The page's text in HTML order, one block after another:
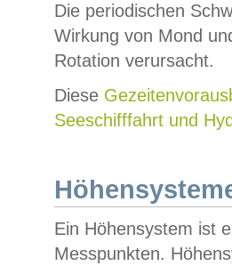
Die periodischen
Wirkung von Mond
Rotation verursacht.
Diese
Seeschifffahrt und
Ein Höhensystem ist
Messpunkten.